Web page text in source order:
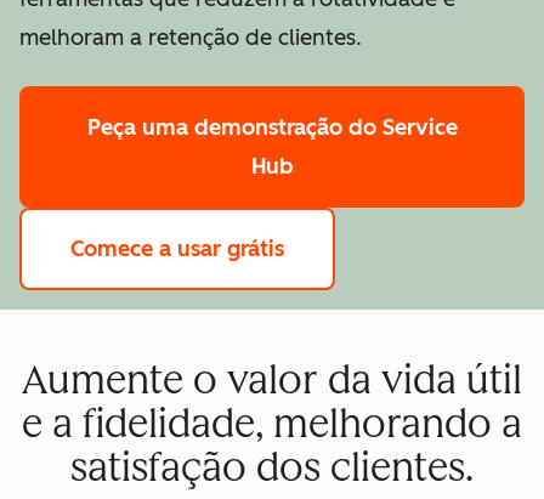
melhoram a retenção de clientes.
Peça uma demonstração do Service
Hub
Comece a usar grátis
Aumente o valor da vida útil
e a fidelidade, melhorando a
satisfação dos clientes.